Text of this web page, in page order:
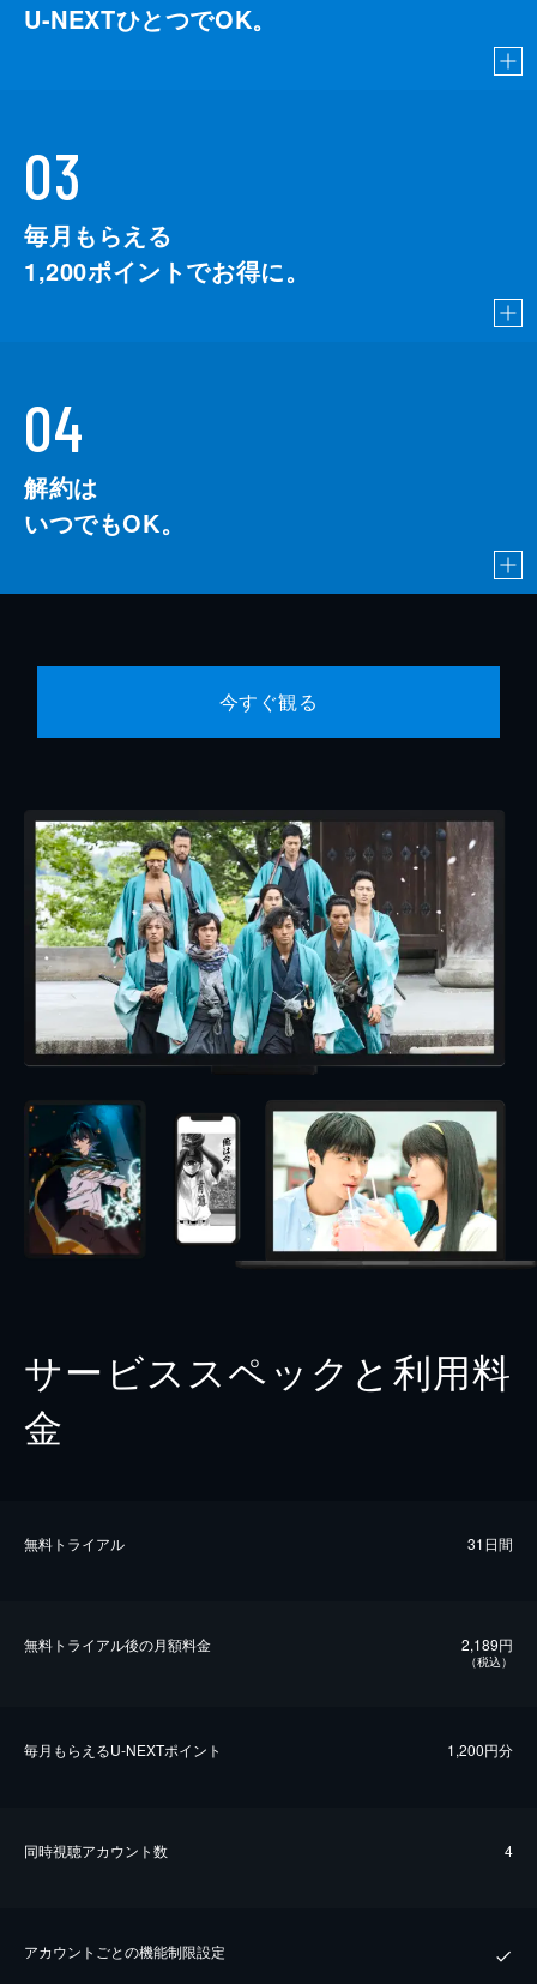
U-NEXTひとつでOK。
03
毎月もらえる
1,200ポイントでお得に。
04
解約は
いつでもOK。
今すぐ観る
サービススペックと利用料
金
無料トライアル 31日間
無料トライアル後の⽉額料金 2,189円
（税込）
毎⽉もらえるU-NEXTポイント 1,200円分
同時視聴アカウント数 4
アカウントごとの機能制限設定